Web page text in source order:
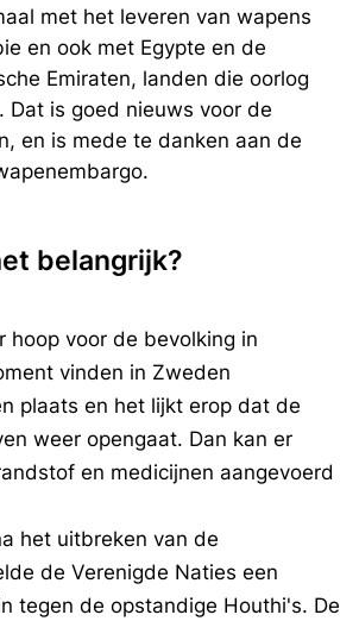
met het leveren van wapens
en ook met Egypte en de
Emiraten, landen die oorlog
Dat is goed nieuws voor de
en is mede te danken aan de
belangrijk?
hoop voor de bevolking in
vinden in Zweden
plaats en het lijkt erop dat de
weer opengaat. Dan kan er
en medicijnen aangevoerd
het uitbreken van de
de Verenigde Naties een
tegen de opstandige Houthi's. De